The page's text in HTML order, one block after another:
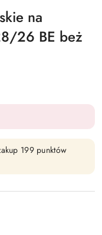
na
26 BE beż
199 punktów